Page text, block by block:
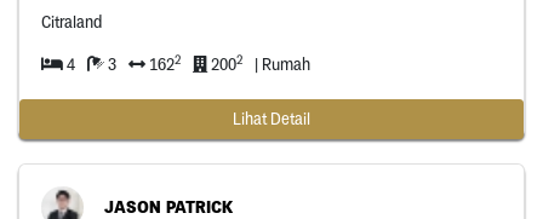
Citraland
4 3 1622 2002 | Rumah
Lihat Detail
JASON PATRICK